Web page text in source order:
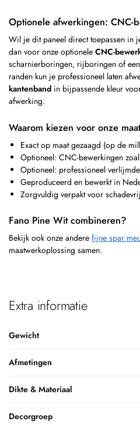
Optionele afwerkingen: CNC-
Wil je dit paneel direct toepassen in
dan voor onze optionele CNC-
scharnierboringen, rijboringen of
randen kun je professioneel laten
kantenband in bijpassende kleur
afwerking.
Waarom kiezen voor onze
Exact op maat gezaagd (op de
Optioneel: CNC-bewerkingen
Optioneel: professioneel verlijmde
Geproduceerd en bewerkt in
Zorgvuldig verpakt voor
Fano Pine Wit combineren?
Bekijk ook onze andere fijne spar
maatwerkoplossing samen.
Extra informatie
Gewicht
Afmetingen
Dikte & Materiaal
Decorgroep